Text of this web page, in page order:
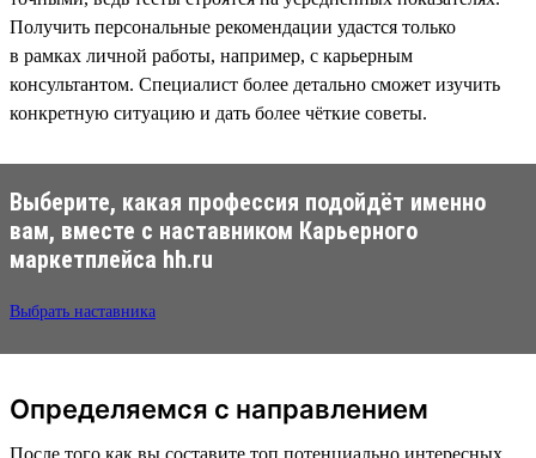
Получить персональные рекомендации удастся только
в рамках личной работы, например, с карьерным
консультантом. Специалист более детально сможет изучить
конкретную ситуацию и дать более чёткие советы.
Выберите, какая профессия подойдёт именно
вам, вместе с наставником Карьерного
маркетплейса hh.ru
Выбрать наставника
Определяемся с направлением
После того как вы составите топ потенциально интересных